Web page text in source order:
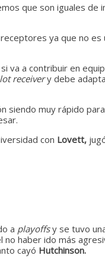
que son iguales de
ya que no es
va a contribuir en
receivery debe
siendo muy rápido
con Lovett,
a playoffsy se tuvo
no haber ido más
cayó Hutchinson.